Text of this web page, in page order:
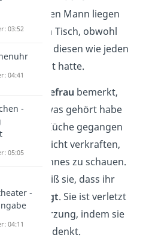
Vor ihren Mann liegen
auf dem Tisch, obwohl
dass sie diesen wie jeden
gemacht hatte.
Ehefrau bemerkt,
er etwas gehört habe
in die Küche gegangen
kann es nicht verkraften,
ihres Mannes zu schauen.
weiß sie, dass ihr
anlügt. Sie ist verletzt
Bestürzung, indem sie
Ehe
denkt.
03:52
04:41
-
05:05
-
04:11